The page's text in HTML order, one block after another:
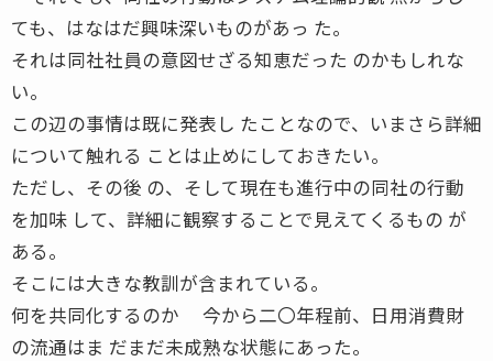
ても、はなはだ興味深いものがあっ た。
それは同社社員の意図せざる知恵だった のかもしれな
い。
この辺の事情は既に発表し たことなので、いまさら詳細
について触れる ことは止めにしておきたい。
ただし、その後 の、そして現在も進行中の同社の行動
を加味 して、詳細に観察することで見えてくるもの が
ある。
そこには大きな教訓が含まれている。
何を共同化するのか 今から二〇年程前、日用消費財
の流通はま だまだ未成熟な状態にあった。